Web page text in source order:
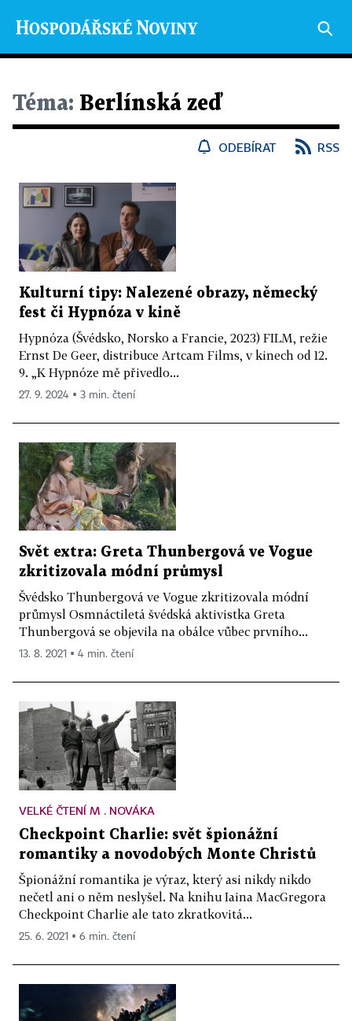
Téma: Berlínská zeď
ODEBÍRAT RSS
Kulturní tipy: Nalezené obrazy, německý
fest či Hypnóza v kině
Hypnóza (Švédsko, Norsko a Francie, 2023) FILM, režie
Ernst De Geer, distribuce Artcam Films, v kinech od 12.
9. „K Hypnóze mě přivedlo...
27. 9. 2024 ▪ 3 min. čtení
Svět extra: Greta Thunbergová ve Vogue
zkritizovala módní průmysl
Švédsko Thunbergová ve Vogue zkritizovala módní
průmysl Osmnáctiletá švédská aktivistka Greta
Thunbergová se objevila na obálce vůbec prvního...
13. 8. 2021 ▪ 4 min. čtení
VELKÉ ČTENÍ M . NOVÁKA
Checkpoint Charlie: svět špionážní
romantiky a novodobých Monte Christů
Špionážní romantika je výraz, který asi nikdy nikdo
nečetl ani o něm neslyšel. Na knihu Iaina MacGregora
Checkpoint Charlie ale tato zkratkovitá...
25. 6. 2021 ▪ 6 min. čtení